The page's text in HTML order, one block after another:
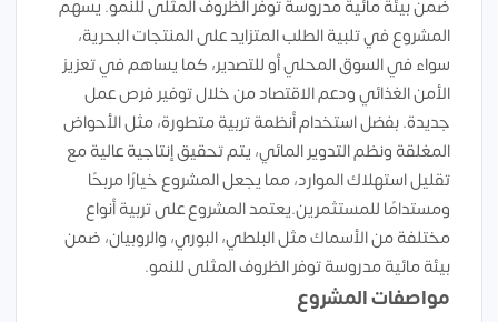
ضمن بيئة مائية مدروسة توفر الظروف المثلى للنمو. يسهم
المشروع في تلبية الطلب المتزايد على المنتجات البحرية،
سواء في السوق المحلي أو للتصدير، كما يساهم في تعزيز
الأمن الغذائي ودعم الاقتصاد من خلال توفير فرص عمل
جديدة. بفضل استخدام أنظمة تربية متطورة، مثل الأحواض
المغلقة ونظم التدوير المائي، يتم تحقيق إنتاجية عالية مع
تقليل استهلاك الموارد، مما يجعل المشروع خيارًا مربحًا
ومستدامًا للمستثمرين.يعتمد المشروع على تربية أنواع
مختلفة من الأسماك مثل البلطي، البوري، والروبيان، ضمن
بيئة مائية مدروسة توفر الظروف المثلى للنمو.
مواصفات المشروع